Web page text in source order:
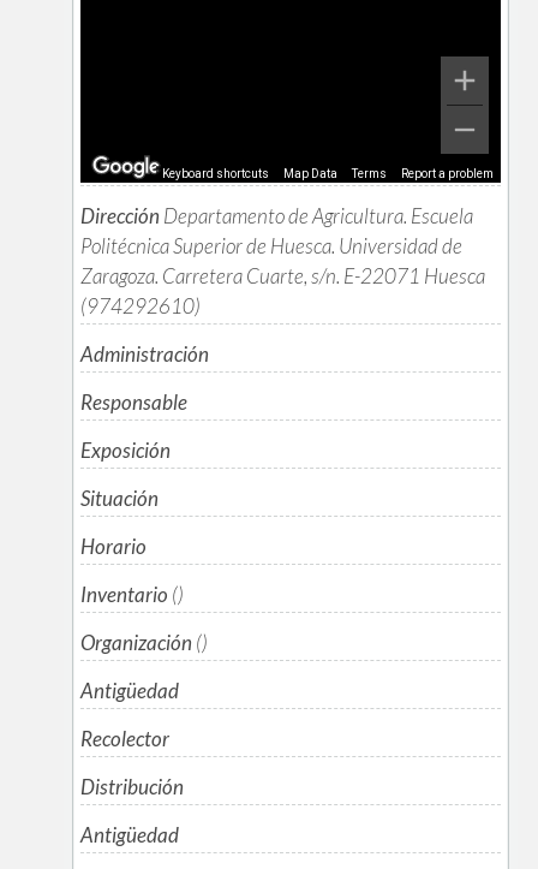
Keyboard shortcuts Map Data Terms Report a problem
Dirección Departamento de Agricultura. Escuela
Politécnica Superior de Huesca. Universidad de
Zaragoza. Carretera Cuarte, s/n. E-22071 Huesca
(974292610)
Administración
Responsable
Exposición
Situación
Horario
Inventario ()
Organización ()
Antigüedad
Recolector
Distribución
Antigüedad